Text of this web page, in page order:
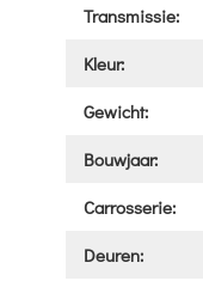
Transmissie:
Kleur:
Gewicht:
Bouwjaar:
Carrosserie:
Deuren: